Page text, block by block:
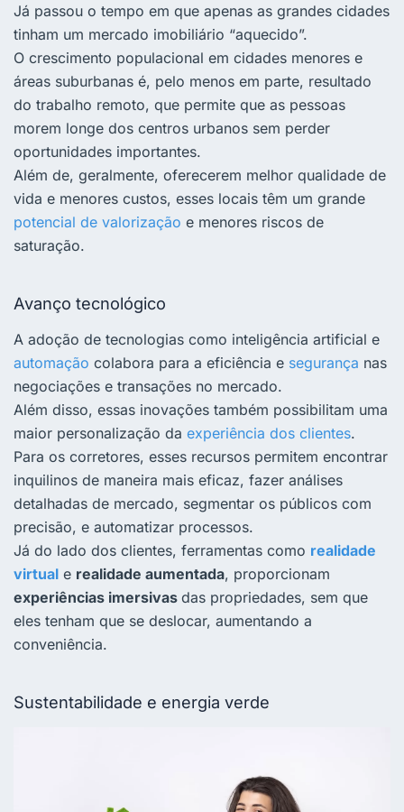
Já passou o tempo em que apenas as grandes cidades
tinham um mercado imobiliário “aquecido”.
O crescimento populacional em cidades menores e
áreas suburbanas é, pelo menos em parte, resultado
do trabalho remoto, que permite que as pessoas
morem longe dos centros urbanos sem perder
oportunidades importantes.
Além de, geralmente, oferecerem melhor qualidade de
vida e menores custos, esses locais têm um grande
potencial de valorização e menores riscos de
saturação.
Avanço tecnológico
A adoção de tecnologias como inteligência artificial e
automação colabora para a eficiência e segurança nas
negociações e transações no mercado.
Além disso, essas inovações também possibilitam uma
maior personalização da experiência dos clientes.
Para os corretores, esses recursos permitem encontrar
inquilinos de maneira mais eficaz, fazer análises
detalhadas de mercado, segmentar os públicos com
precisão, e automatizar processos.
Já do lado dos clientes, ferramentas como realidade
virtual e realidade aumentada, proporcionam
experiências imersivas das propriedades, sem que
eles tenham que se deslocar, aumentando a
conveniência.
Sustentabilidade e energia verde